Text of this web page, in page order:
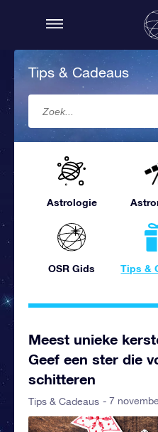
Tips & Cadeaus
Astrologie
OSR Gids Tips &
Meest unieke
Geef een ster die
schitteren
Tips & Cadeaus - 7